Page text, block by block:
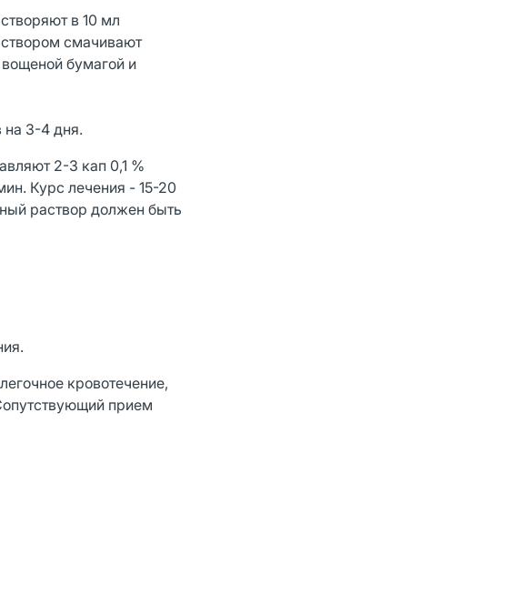
в 10 мл
смачивают
бумагой и
на 3-4 дня.
2-3 кап 0,1 %
Курс лечения - 15-20
раствор должен быть
кровотечение,
прием